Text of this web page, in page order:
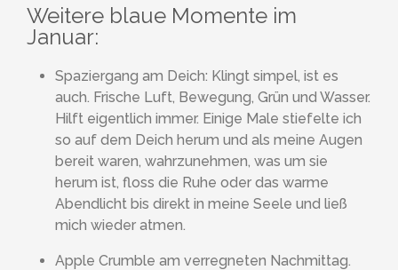
Weitere blaue Momente im
Januar:
Spaziergang am Deich: Klingt simpel, ist es
auch. Frische Luft, Bewegung, Grün und Wasser.
Hilft eigentlich immer. Einige Male stiefelte ich
so auf dem Deich herum und als meine Augen
bereit waren, wahrzunehmen, was um sie
herum ist, floss die Ruhe oder das warme
Abendlicht bis direkt in meine Seele und ließ
mich wieder atmen.
Apple Crumble am verregneten Nachmittag.